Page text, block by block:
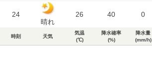
24
晴れ
26 40 0
時刻 天気
気温
(℃)
降水確率
(%)
降水量
(mm/h)